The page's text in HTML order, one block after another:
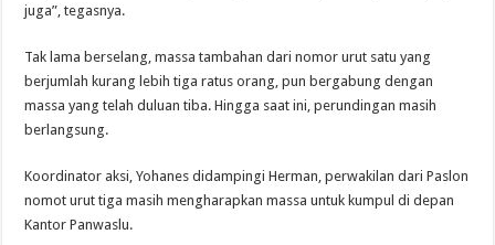
juga”, tegasnya.
Tak lama berselang, massa tambahan dari nomor urut satu yang
berjumlah kurang lebih tiga ratus orang, pun bergabung dengan
massa yang telah duluan tiba. Hingga saat ini, perundingan masih
berlangsung.
Koordinator aksi, Yohanes didampingi Herman, perwakilan dari Paslon
nomot urut tiga masih mengharapkan massa untuk kumpul di depan
Kantor Panwaslu.